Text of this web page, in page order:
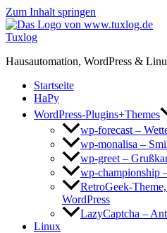
Zum Inhalt springen
Tuxlog
Hausautomation, WordPress &
Startseite
HaPy
WordPress-Plugins+Themes
wp-forecast –
wp-monalisa –
wp-greet –
wp-championship
RetroGeek-
WordPress
LazyCaptcha –
Linux